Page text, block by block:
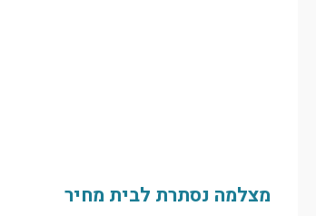
מצלמה נסתרת לבית מחיר